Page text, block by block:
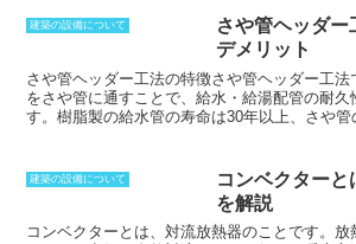
必ず設置しなければなりません。スプリンクラ
ら吐水までを自動で行うため、迅速消火が可能
クラー設備は古くから利用されてきましたが、
などと組み合わせて、効果的な消火設備とし
建築の設備について
さや管ヘッダー
デメリット
さや管ヘッダー工法の特徴さや管ヘッダー工
をさや管に通すことで、給水・給湯配管の耐久
す。樹脂製の給水管の寿命は30年以上、さや管
よる断熱効果が高いため、結露がおきにくく、
その他、樹脂管には継ぎ目がなく、水漏れもし
ります。ヘッダー工法とは、給水・給湯をヘッ
置から、各給水栓に給水・給湯する方式です
建築の設備について
コンベクター
を解説
コンベクターとは、対流放熱器のことです。放